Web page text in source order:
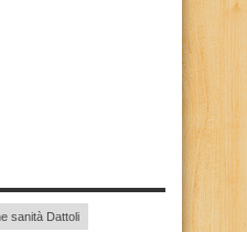
sanità Dattoli